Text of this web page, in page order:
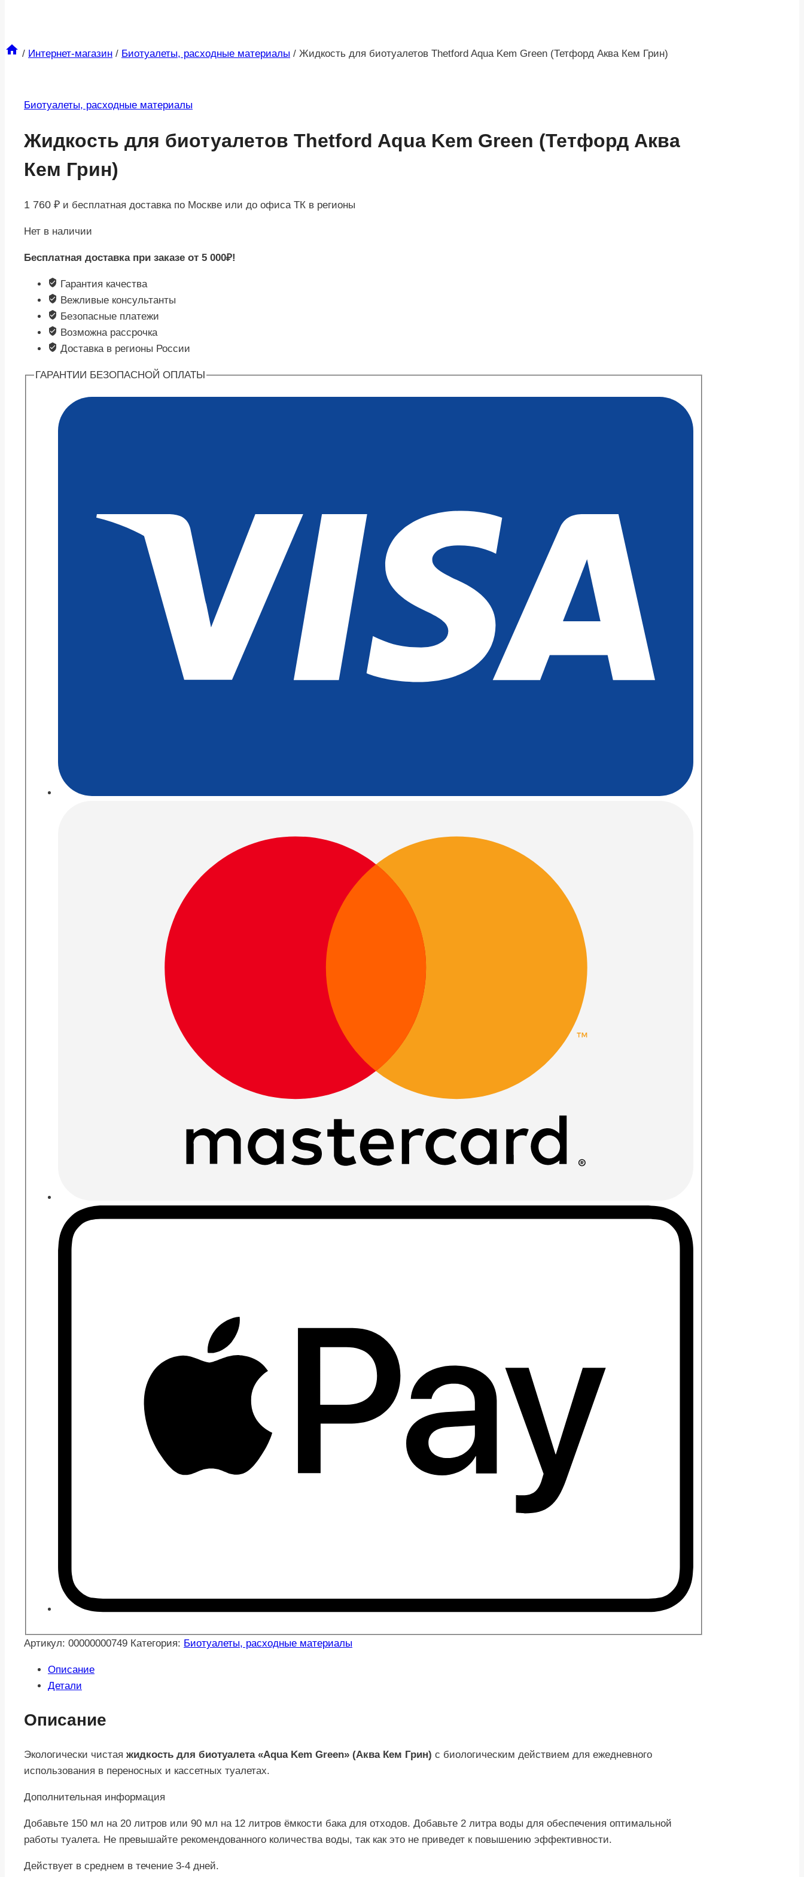
/ Интернет-магазин / Биотуалеты, расходные материалы / Жидкость для биотуалетов Thetford Aqua Kem Green (Тетфорд Аква Кем Грин)
Биотуалеты, расходные материалы
Жидкость для биотуалетов Thetford Aqua Kem Green (Тетфорд Аква
Кем Грин)
1 760 ₽ и бесплатная доставка по Москве или до офиса ТК в регионы
Нет в наличии
Бесплатная доставка при заказе от 5 000₽!
Гарантия качества
Вежливые консультанты
Безопасные платежи
Возможна рассрочка
Доставка в регионы России
ГАРАНТИИ БЕЗОПАСНОЙ ОПЛАТЫ
Артикул: 00000000749 Категория: Биотуалеты, расходные материалы
Описание
Детали
Описание
Экологически чистая жидкость для биотуалета «Aqua Kem Green» (Аква Кем Грин) с биологическим действием для ежедневного
использования в переносных и кассетных туалетах.
Дополнительная информация
Добавьте 150 мл на 20 литров или 90 мл на 12 литров ёмкости бака для отходов. Добавьте 2 литра воды для обеспечения оптимальной
работы туалета. Не превышайте рекомендованного количества воды, так как это не приведет к повышению эффективности.
Действует в среднем в течение 3-4 дней.